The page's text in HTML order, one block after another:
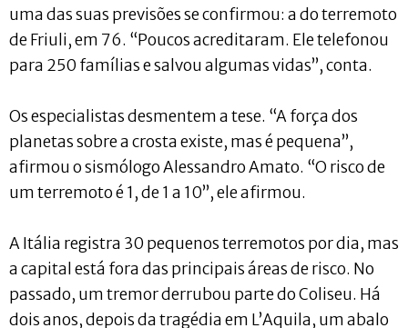
uma das suas previsões se confirmou: a do terremoto
de Friuli, em 76. “Poucos acreditaram. Ele telefonou
para 250 famílias e salvou algumas vidas”, conta.
Os especialistas desmentem a tese. “A força dos
planetas sobre a crosta existe, mas é pequena”,
afirmou o sismólogo Alessandro Amato. “O risco de
um terremoto é 1, de 1 a 10”, ele afirmou.
A Itália registra 30 pequenos terremotos por dia, mas
a capital está fora das principais áreas de risco. No
passado, um tremor derrubou parte do Coliseu. Há
dois anos, depois da tragédia em L’Aquila, um abalo